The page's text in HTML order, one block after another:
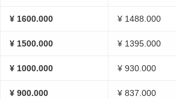
¥ 1600.000 ¥ 1488.000
¥ 1500.000 ¥ 1395.000
¥ 1000.000 ¥ 930.000
¥ 900.000 ¥ 837.000